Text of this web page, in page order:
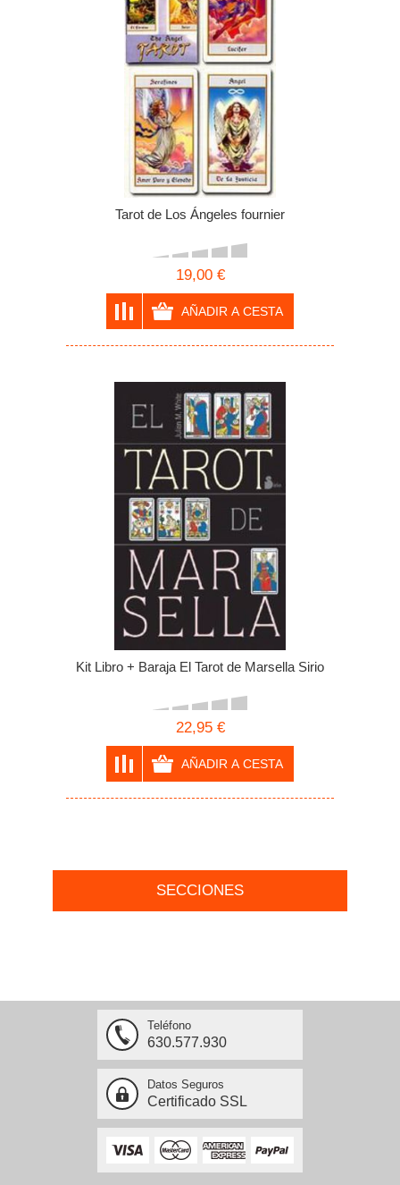
Tarot de Los Ángeles fournier
19,00 €
Kit Libro + Baraja El Tarot de Marsella Sirio
22,95 €
SECCIONES
Teléfono
630.577.930
Datos Seguros
Certificado SSL